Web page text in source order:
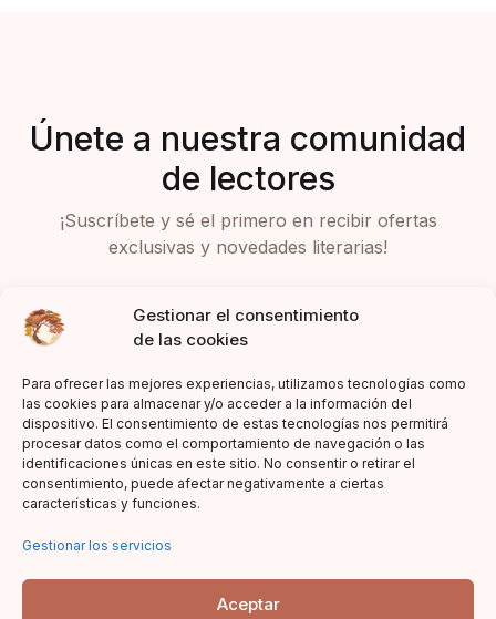
Gestionar el consentimiento
de las cookies
Para ofrecer las mejores experiencias, utilizamos tecnologías como
las cookies para almacenar y/o acceder a la información del
dispositivo. El consentimiento de estas tecnologías nos permitirá
procesar datos como el comportamiento de navegación o las
identificaciones únicas en este sitio. No consentir o retirar el
consentimiento, puede afectar negativamente a ciertas
características y funciones.
Gestionar los servicios
Aceptar
Únete a nuestra comunidad
de lectores
¡Suscríbete y sé el primero en recibir ofertas
exclusivas y novedades literarias!
Acepto la política de privacidad